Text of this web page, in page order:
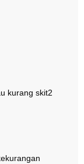
kurang skit2